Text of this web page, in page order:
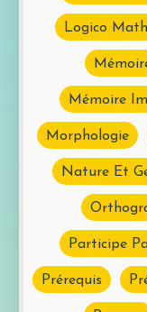
Logico
Mémoire
Morphologie
Nature Et
Participe
Prérequis